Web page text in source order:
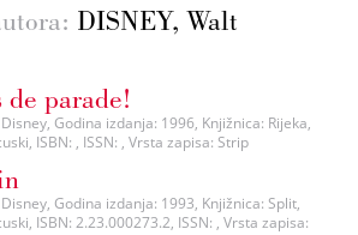
DISNEY, Walt
de parade!
Godina izdanja: 1996, Knjižnica: Rijeka,
ISBN: , ISSN: , Vrsta zapisa: Strip
Godina izdanja: 1993, Knjižnica: Split,
ISBN: 2.23.000273.2, ISSN: , Vrsta zapisa: